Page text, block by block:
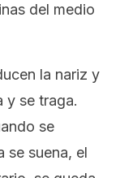
del medio
la nariz y
y se traga.
se
se suena, el